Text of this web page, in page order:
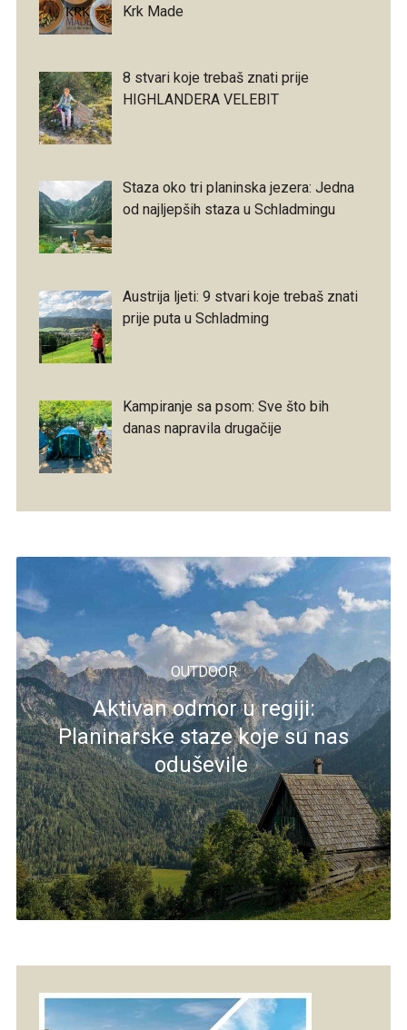
Krk Made
8 stvari koje trebaš znati prije
HIGHLANDERA VELEBIT
Staza oko tri planinska jezera: Jedna
od najljepših staza u Schladmingu
Austrija ljeti: 9 stvari koje trebaš znati
prije puta u Schladming
Kampiranje sa psom: Sve što bih
danas napravila drugačije
OUTDOOR
Aktivan odmor u regiji:
Planinarske staze koje su nas
oduševile